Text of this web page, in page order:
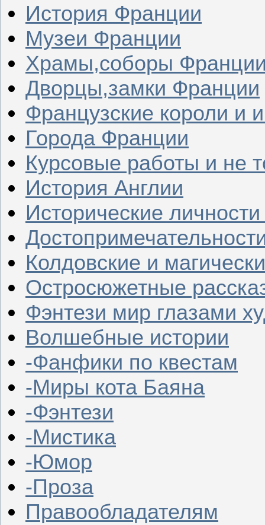
История Франции
Музеи Франции
Храмы,соборы
Дворцы,замки Франции
Французские короли и
Города Франции
Курсовые работы и не
История Англии
Исторические
Колдовские и
Остросюжетные
Фэнтези мир глазами
Волшебные истории
-Фанфики по квестам
-Миры кота Баяна
-Фэнтези
-Мистика
-Юмор
-Проза
Правообладателям